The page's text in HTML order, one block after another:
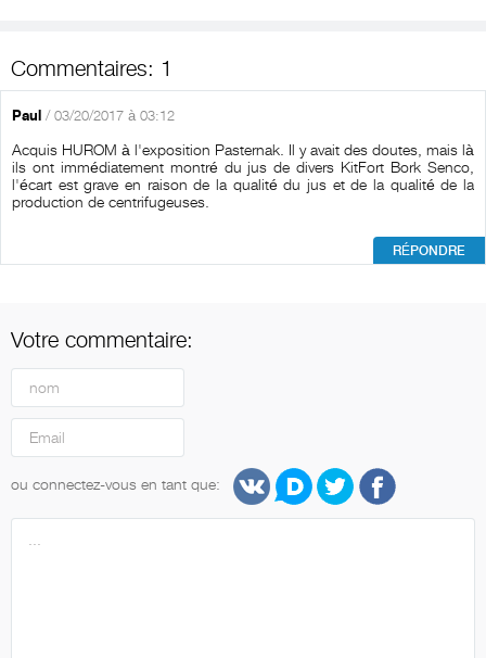
Commentaires: 1
Paul / 03/20/2017 à 03:12
Acquis HUROM à l'exposition Pasternak. Il y avait des doutes, mais là
ils ont immédiatement montré du jus de divers KitFort Bork Senco,
l'écart est grave en raison de la qualité du jus et de la qualité de la
production de centrifugeuses.
RÉPONDRE
Votre commentaire:
ou connectez-vous en tant que: